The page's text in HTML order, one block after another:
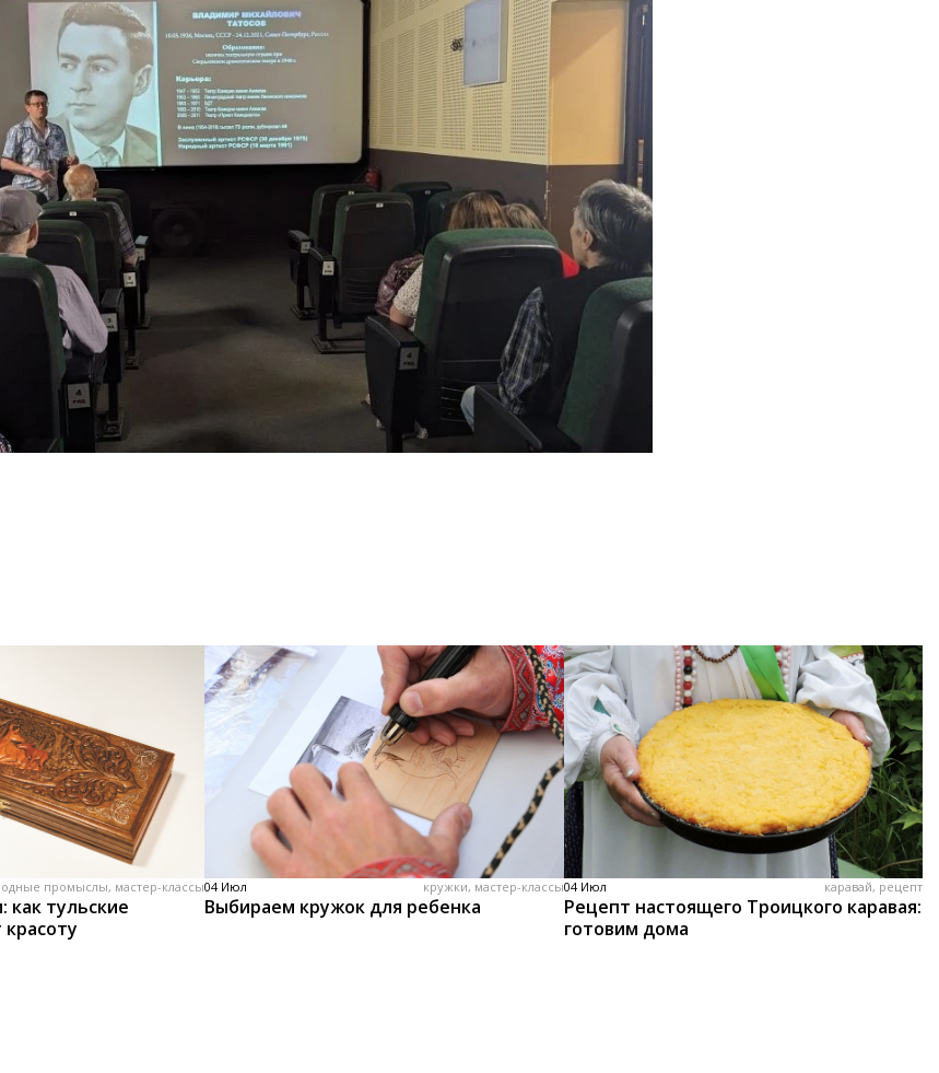
промыслы, мастер-классы
как тульские
04 Июл кружки, мастер-классы
Выбираем кружок для ребенка
04 Июл каравай, рецепт
Рецепт настоящего Троицкого каравая:
готовим дома